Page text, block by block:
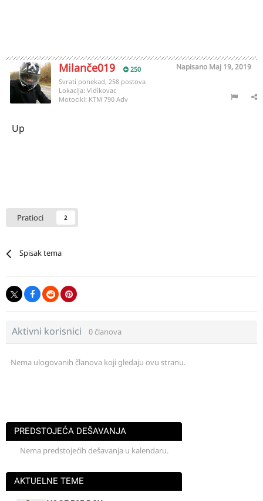
Milanče019 250 Napisano Maj 19, 2019
Svrati ponekad, 258 postova
Lokacija: Vidikovac
Motocikl: KTM 790 Adv
Up
Pratioci 2
Spisak tema
Aktivni korisnici 0 članova
Nema ulogovanih članova koji gledaju ovu stranu.
PREDSTOJEĆA DEŠAVANJA
Nema predstojećih dešavanja u kalendaru.
AKTUELNE TEME